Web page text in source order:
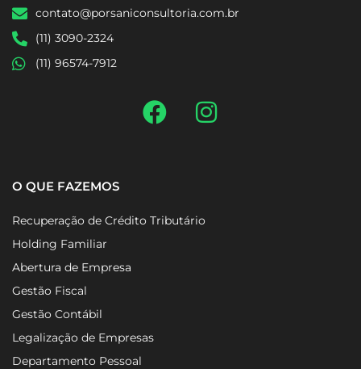
contato@porsaniconsultoria.com.br
(11) 3090-2324
(11) 96574-7912
O QUE FAZEMOS
Recuperação de Crédito Tributário
Holding Familiar
Abertura de Empresa
Gestão Fiscal
Gestão Contábil
Legalização de Empresas
Departamento Pessoal